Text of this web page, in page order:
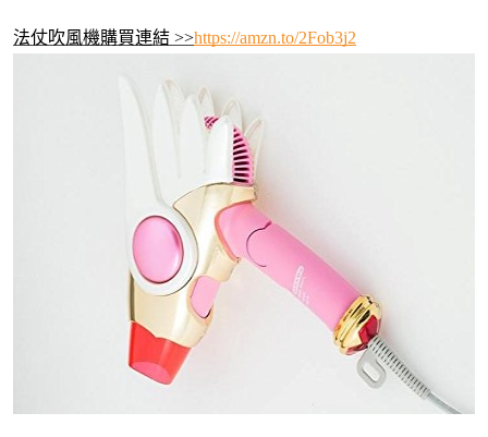
法仗吹風機購買連結 >>https://amzn.to/2Fob3j2